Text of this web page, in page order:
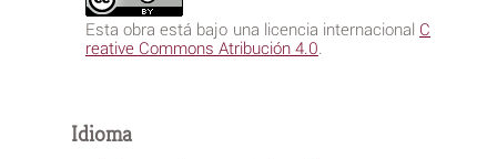
Esta obra está bajo una licencia internacional C
reative Commons Atribución 4.0
Idioma